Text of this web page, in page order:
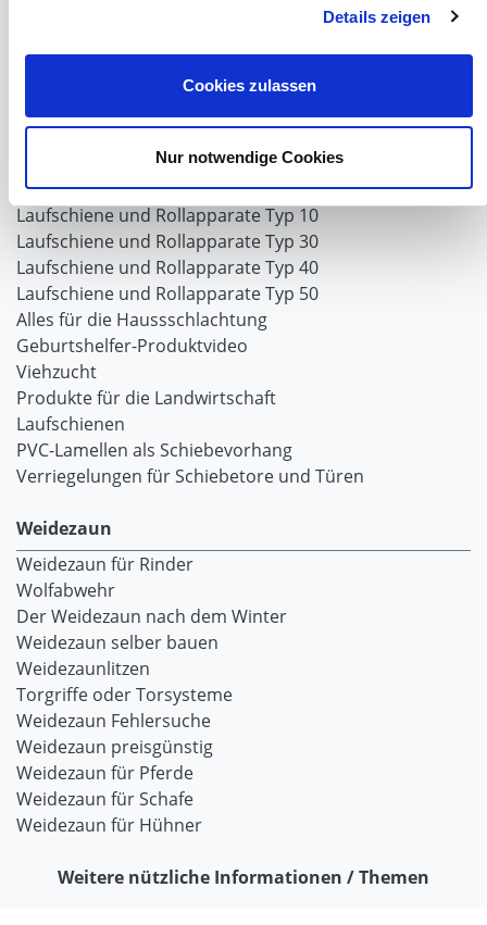
Details zeigen
Cookies zulassen
Nur notwendige Cookies
Windschutz Schiebetor
Windschutznetz für Pferdestall
FAQ Schiebetorbau
Schiebetor selbst bauen
Schiebebühne
Laufschiene und Rollapparate Typ 10
Laufschiene und Rollapparate Typ 30
Laufschiene und Rollapparate Typ 40
Laufschiene und Rollapparate Typ 50
Alles für die Haussschlachtung
Geburtshelfer-Produktvideo
Viehzucht
Produkte für die Landwirtschaft
Laufschienen
PVC-Lamellen als Schiebevorhang
Verriegelungen für Schiebetore und Türen
Weidezaun
Weidezaun für Rinder
Wolfabwehr
Der Weidezaun nach dem Winter
Weidezaun selber bauen
Weidezaunlitzen
Torgriffe oder Torsysteme
Weidezaun Fehlersuche
Weidezaun preisgünstig
Weidezaun für Pferde
Weidezaun für Schafe
Weidezaun für Hühner
Weitere nützliche Informationen / Themen